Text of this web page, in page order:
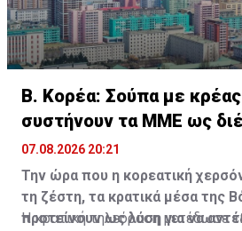
Β. Κορέα: Σούπα με
συστήνουν τα MME ως
καύσωνα
07.08.2026 20:21
Την ώρα που η κορεατική
τη ζέστη, τα κρατικά μέσα της
προτείνουν ως λύση για να
Η κρατική τηλεόραση μετέδωσε